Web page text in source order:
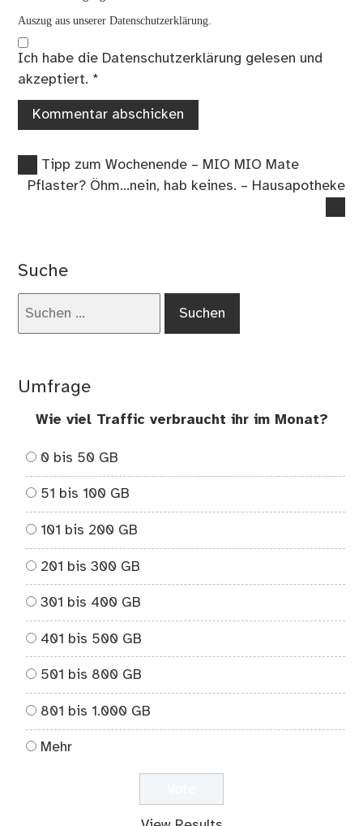
Auszug aus unserer Datenschutzerklärung.
Ich habe die Datenschutzerklärung gelesen und
akzeptiert. *
Beitragsnavigation
Vorheriger
Beitrag:
Tipp zum Wochenende – MIO MIO Mate
Nächster
Pflaster? Öhm…nein, hab keines. – Hausapotheke
Suche
Umfrage
Wie viel Traffic verbraucht ihr im Monat?
0 bis 50 GB
51 bis 100 GB
101 bis 200 GB
201 bis 300 GB
301 bis 400 GB
401 bis 500 GB
501 bis 800 GB
801 bis 1.000 GB
Mehr